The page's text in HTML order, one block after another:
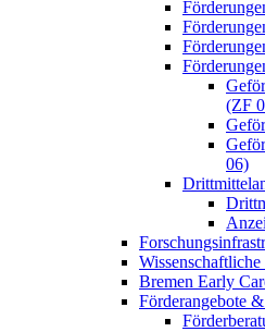
(ZF
06)
Bremen Early
Förderangebote